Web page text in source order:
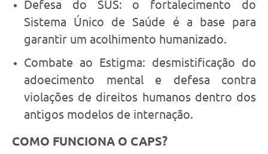
Defesa do SUS: o fortalecimento do
Sistema Único de Saúde é a base para
garantir um acolhimento humanizado.
Combate ao Estigma: desmistificação do
adoecimento mental e defesa contra
violações de direitos humanos dentro dos
antigos modelos de internação.
COMO FUNCIONA O CAPS?